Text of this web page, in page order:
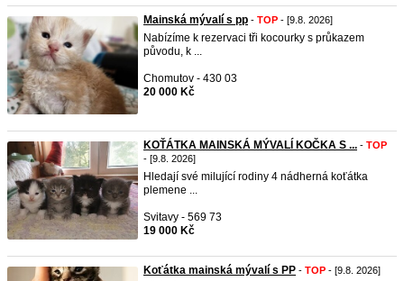
Mainská mývalí s pp - TOP - [9.8. 2026]
Nabízíme k rezervaci tři kocourky s průkazem
původu, k ...
Chomutov - 430 03
20 000 Kč
KOŤÁTKA MAINSKÁ MÝVALÍ KOČKA S ... - TOP
- [9.8. 2026]
Hledají své milující rodiny 4 nádherná koťátka
plemene ...
Svitavy - 569 73
19 000 Kč
Koťátka mainská mývalí s PP - TOP - [9.8. 2026]